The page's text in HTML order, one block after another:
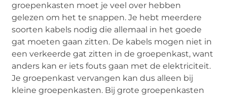
groepenkasten moet je veel over hebben
gelezen om het te snappen. Je hebt meerdere
soorten kabels nodig die allemaal in het goede
gat moeten gaan zitten. De kabels mogen niet in
een verkeerde gat zitten in de groepenkast, want
anders kan er iets fouts gaan met de elektriciteit.
Je groepenkast vervangen kan dus alleen bij
kleine groepenkasten. Bij grote groepenkasten